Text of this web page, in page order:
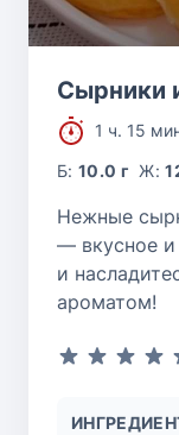
Сырники
1 ч. 15
Б:10.0 г Ж:
Нежные
— вкусное
и
ароматом!